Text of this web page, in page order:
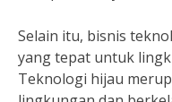
Selain itu, bisnis
yang tepat untuk
Teknologi hijau